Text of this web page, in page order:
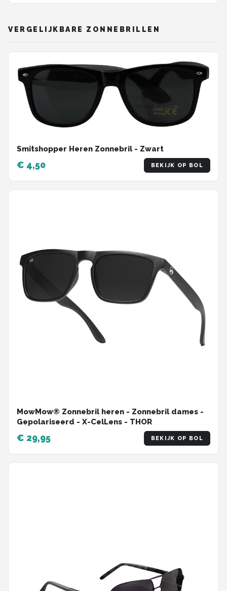
VERGELIJKBARE ZONNEBRILLEN
Smitshopper Heren Zonnebril - Zwart
€ 4,50 BEKIJK OP BOL
MowMow® Zonnebril heren - Zonnebril dames -
Gepolariseerd - X-CelLens - THOR
€ 29,95 BEKIJK OP BOL